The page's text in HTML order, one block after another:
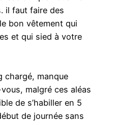
il faut faire des
bon vêtement qui
et qui sied à votre
chargé, manque
malgré ces aléas
de s’habiller en 5
de journée sans